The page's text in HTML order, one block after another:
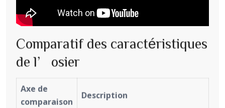
Comparatif des caractéristiques
de l’osier
Axe de
comparaison
Description